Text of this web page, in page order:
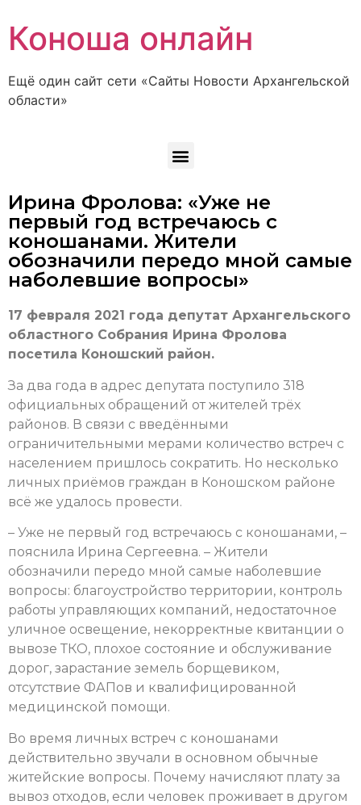
Коноша онлайн
Ещё один сайт сети «Сайты Новости Архангельской
области»
Ирина Фролова: «Уже не
первый год встречаюсь с
коношанами. Жители
обозначили передо мной самые
наболевшие вопросы»
17 февраля 2021 года депутат Архангельского
областного Собрания Ирина Фролова
посетила Коношский район.
За два года в адрес депутата поступило 318
официальных обращений от жителей трёх
районов. В связи с введёнными
ограничительными мерами количество встреч с
населением пришлось сократить. Но несколько
личных приёмов граждан в Коношском районе
всё же удалось провести.
– Уже не первый год встречаюсь с коношанами, –
пояснила Ирина Сергеевна. – Жители
обозначили передо мной самые наболевшие
вопросы: благоустройство территории, контроль
работы управляющих компаний, недостаточное
уличное освещение, некорректные квитанции о
вывозе ТКО, плохое состояние и обслуживание
дорог, зарастание земель борщевиком,
отсутствие ФАПов и квалифицированной
медицинской помощи.
Во время личных встреч с коношанами
действительно звучали в основном обычные
житейские вопросы. Почему начисляют плату за
вывоз отходов, если человек проживает в другом